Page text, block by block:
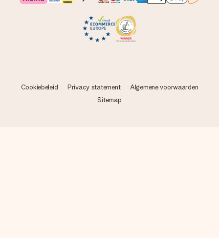
Cookiebeleid Privacy statement
Algemene voorwaarden
Sitemap